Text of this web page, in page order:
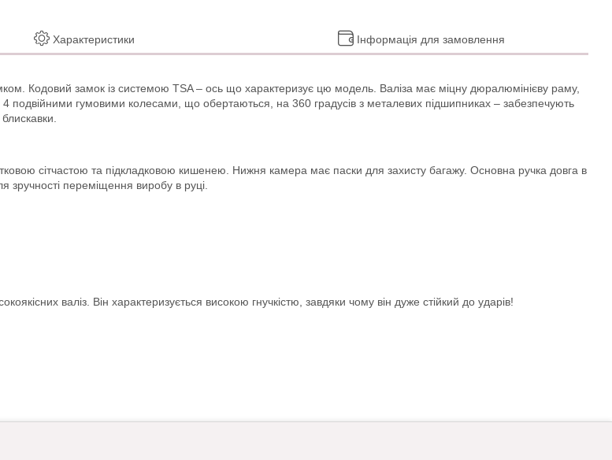
Характеристики Інформація для замовлення
Кодовий замок із системою TSA – ось що характеризує цю модель. Валіза має міцну дюралюмінієву раму,
подвійними гумовими колесами, що обертаються, на 360 градусів з металевих підшипниках – забезпечують
сітчастою та підкладковою кишенею. Нижня камера має паски для захисту багажу. Основна ручка довга в
переміщення виробу в руці.
валіз. Він характеризується високою гнучкістю, завдяки чому він дуже стійкий до ударів!